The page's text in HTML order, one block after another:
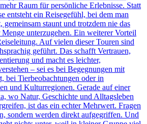
Raum für persönliche Erlebnisse. Statt
entsteht ein Reisegefühl, bei dem man
gemeinsam staunt und trotzdem nie das
unterzugehen. Ein weiterer Vorteil
Auf vielen dieser Touren sind
geführt. Das schafft Vertrauen,
und macht es leichter,
– sei es bei Begegnungen mit
bei Tierbeobachtungen oder in
und Kulturregionen. Gerade auf einer
wo Natur, Geschichte und Alltagsleben
ist das ein echter Mehrwert. Fragen
sondern werden direkt aufgegriffen. Und